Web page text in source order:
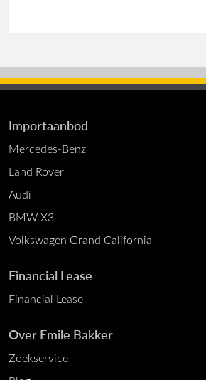
Importaanbod
Mercedes-Benz
Land Rover
Audi
BMW X3
Volkswagen Grand California
Financial Lease
Financial Lease
Over Emile Bakker
Zoekservice